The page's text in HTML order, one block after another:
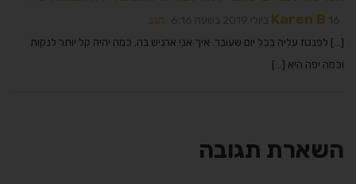
Karen B
הגב
[…] לפנטז עליה בכל יום שעובר. איך אני ארגיש בה, כמה יהיה קל יותר לנקות
וכמה יפה היא […]
השארת תגובה